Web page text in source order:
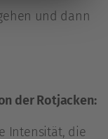
und dann
der Rotjacken:
Intensität, die